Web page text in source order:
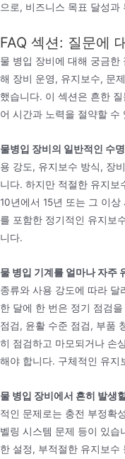
으로, 비즈니스 목표 달성과
FAQ 섹션: 질문에
물 병입 장비에 대해 궁금한
해 장비 운영, 유지보수, 문
했습니다. 이 섹션은 흔한
어 시간과 노력을 절약할 수
물병입 장비의 일반적인 수
용 강도, 유지보수 방식, 장
니다. 하지만 적절한 유지보
10년에서 15년 또는 그 이
를 포함한 정기적인 유지보
니다.
물 병입 기계를 얼마나 자주
종류와 사용 강도에 따라 달
한 달에 한 번은 정기 점검
점검, 윤활 수준 점검, 부품
히 점검하고 마모되거나 손
해야 합니다. 구체적인 유지
물 병입 장비에서 흔히 발생
적인 문제로는 충전 부정확
벨링 시스템 문제 등이 있습
한 설정, 부적절한 유지보수